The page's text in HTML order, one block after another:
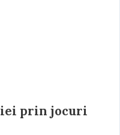
prin jocuri